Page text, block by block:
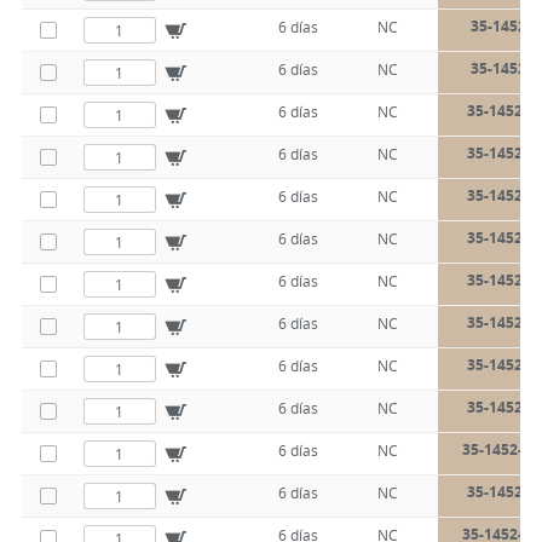
6 días NC 35-1452-
6 días NC 35-1452-
6 días NC 35-1452-
6 días NC 35-1452-
6 días NC 35-1452-
6 días NC 35-1452-
6 días NC 35-1452-
6 días NC 35-1452-
6 días NC 35-1452-
6 días NC 35-1452-
6 días NC 35-1452-
6 días NC 35-1452-
6 días NC 35-1452-